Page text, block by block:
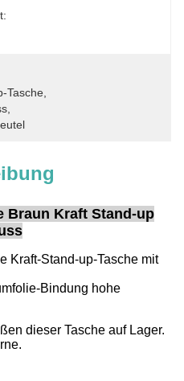
Tasche
Braun Kraft Stand-up
Kraft-Stand-up-Tasche mit
Bindung hohe
dieser Tasche auf Lager.